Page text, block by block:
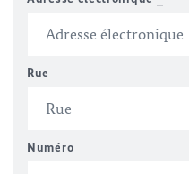
Rue
Numéro